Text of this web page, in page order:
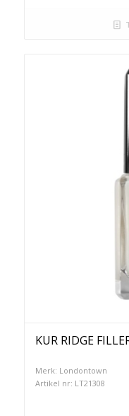
KUR RIDGE
Merk: Londontown
Artikel nr: LT21308